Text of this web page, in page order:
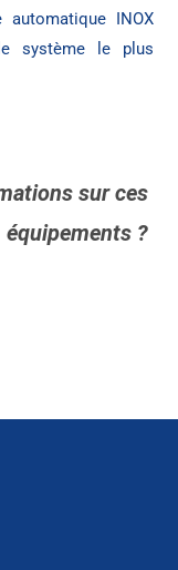
INOX
système le plus
sur ces
équipements ?